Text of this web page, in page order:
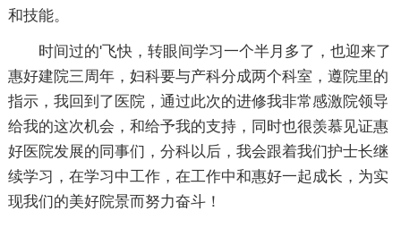
和技能。
时间过的'飞快，转眼间学习一个半月多了，也迎来了
惠好建院三周年，妇科要与产科分成两个科室，遵院里的
指示，我回到了医院，通过此次的进修我非常感激院领导
给我的这次机会，和给予我的支持，同时也很羡慕见证惠
好医院发展的同事们，分科以后，我会跟着我们护士长继
续学习，在学习中工作，在工作中和惠好一起成长，为实
现我们的美好院景而努力奋斗！